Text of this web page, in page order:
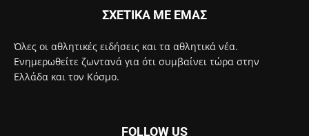
ΣΧΕΤΙΚΑ ΜΕ ΕΜΑΣ
Όλες οι αθλητικές ειδήσεις και τα αθλητικά νέα.
Ενημερωθείτε ζωντανά για ότι συμβαίνει τώρα στην
Ελλάδα και τον Κόσμο.
FOLLOW US